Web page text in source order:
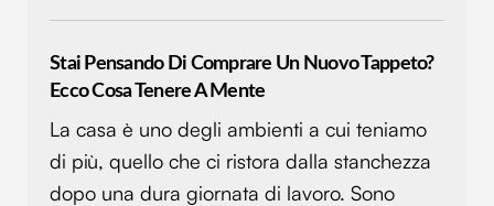
annunci, per fornire funzionalità dei social media e per
analizzare il nostro traffico. Condividiamo inoltre
nostri partner che si occupano di analisi dei dati web,
pubblicità e social media, i quali potrebbero combinarle
con altre informazioni che hai fornito loro o che hanno
Stai Pensando Di Comprare Un Nuovo Tappeto?
Ecco Cosa Tenere A Mente
La casa è uno degli ambienti a cui teniamo
di più, quello che ci ristora dalla stanchezza
dopo una dura giornata di lavoro. Sono